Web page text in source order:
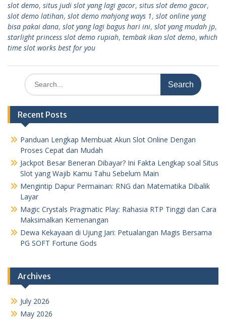
slot demo, situs judi slot yang lagi gacor, situs slot demo gacor,
slot demo latihan, slot demo mahjong ways 1, slot online yang
bisa pakai dana, slot yang lagi bagus hari ini, slot yang mudah jp,
starlight princess slot demo rupiah, tembak ikan slot demo, which
time slot works best for you
Search
for:
Recent Posts
Panduan Lengkap Membuat Akun Slot Online Dengan
Proses Cepat dan Mudah
Jackpot Besar Beneran Dibayar? Ini Fakta Lengkap soal Situs
Slot yang Wajib Kamu Tahu Sebelum Main
Mengintip Dapur Permainan: RNG dan Matematika Dibalik
Layar
Magic Crystals Pragmatic Play: Rahasia RTP Tinggi dan Cara
Maksimalkan Kemenangan
Dewa Kekayaan di Ujung Jari: Petualangan Magis Bersama
PG SOFT Fortune Gods
Archives
July 2026
May 2026